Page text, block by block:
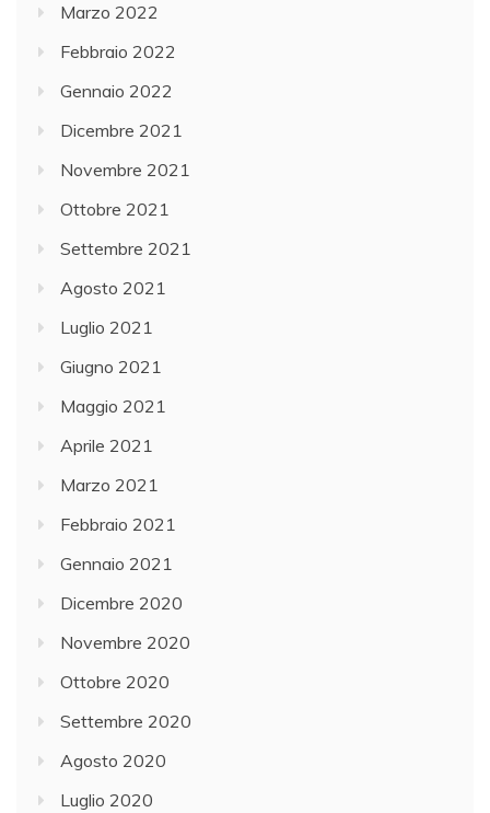
Marzo 2022
Febbraio 2022
Gennaio 2022
Dicembre 2021
Novembre 2021
Ottobre 2021
Settembre 2021
Agosto 2021
Luglio 2021
Giugno 2021
Maggio 2021
Aprile 2021
Marzo 2021
Febbraio 2021
Gennaio 2021
Dicembre 2020
Novembre 2020
Ottobre 2020
Settembre 2020
Agosto 2020
Luglio 2020